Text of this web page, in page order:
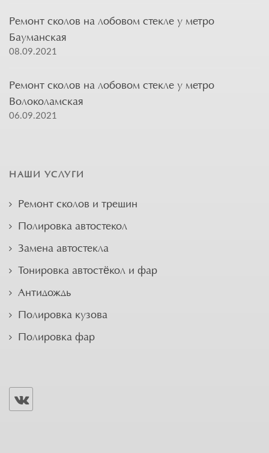
Ремонт сколов на лобовом стекле у метро
Бауманская
08.09.2021
Ремонт сколов на лобовом стекле у метро
Волоколамская
06.09.2021
НАШИ УСЛУГИ
Ремонт сколов и трещин
Полировка автостекол
Замена автостекла
Тонировка автостёкол и фар
Антидождь
Полировка кузова
Полировка фар